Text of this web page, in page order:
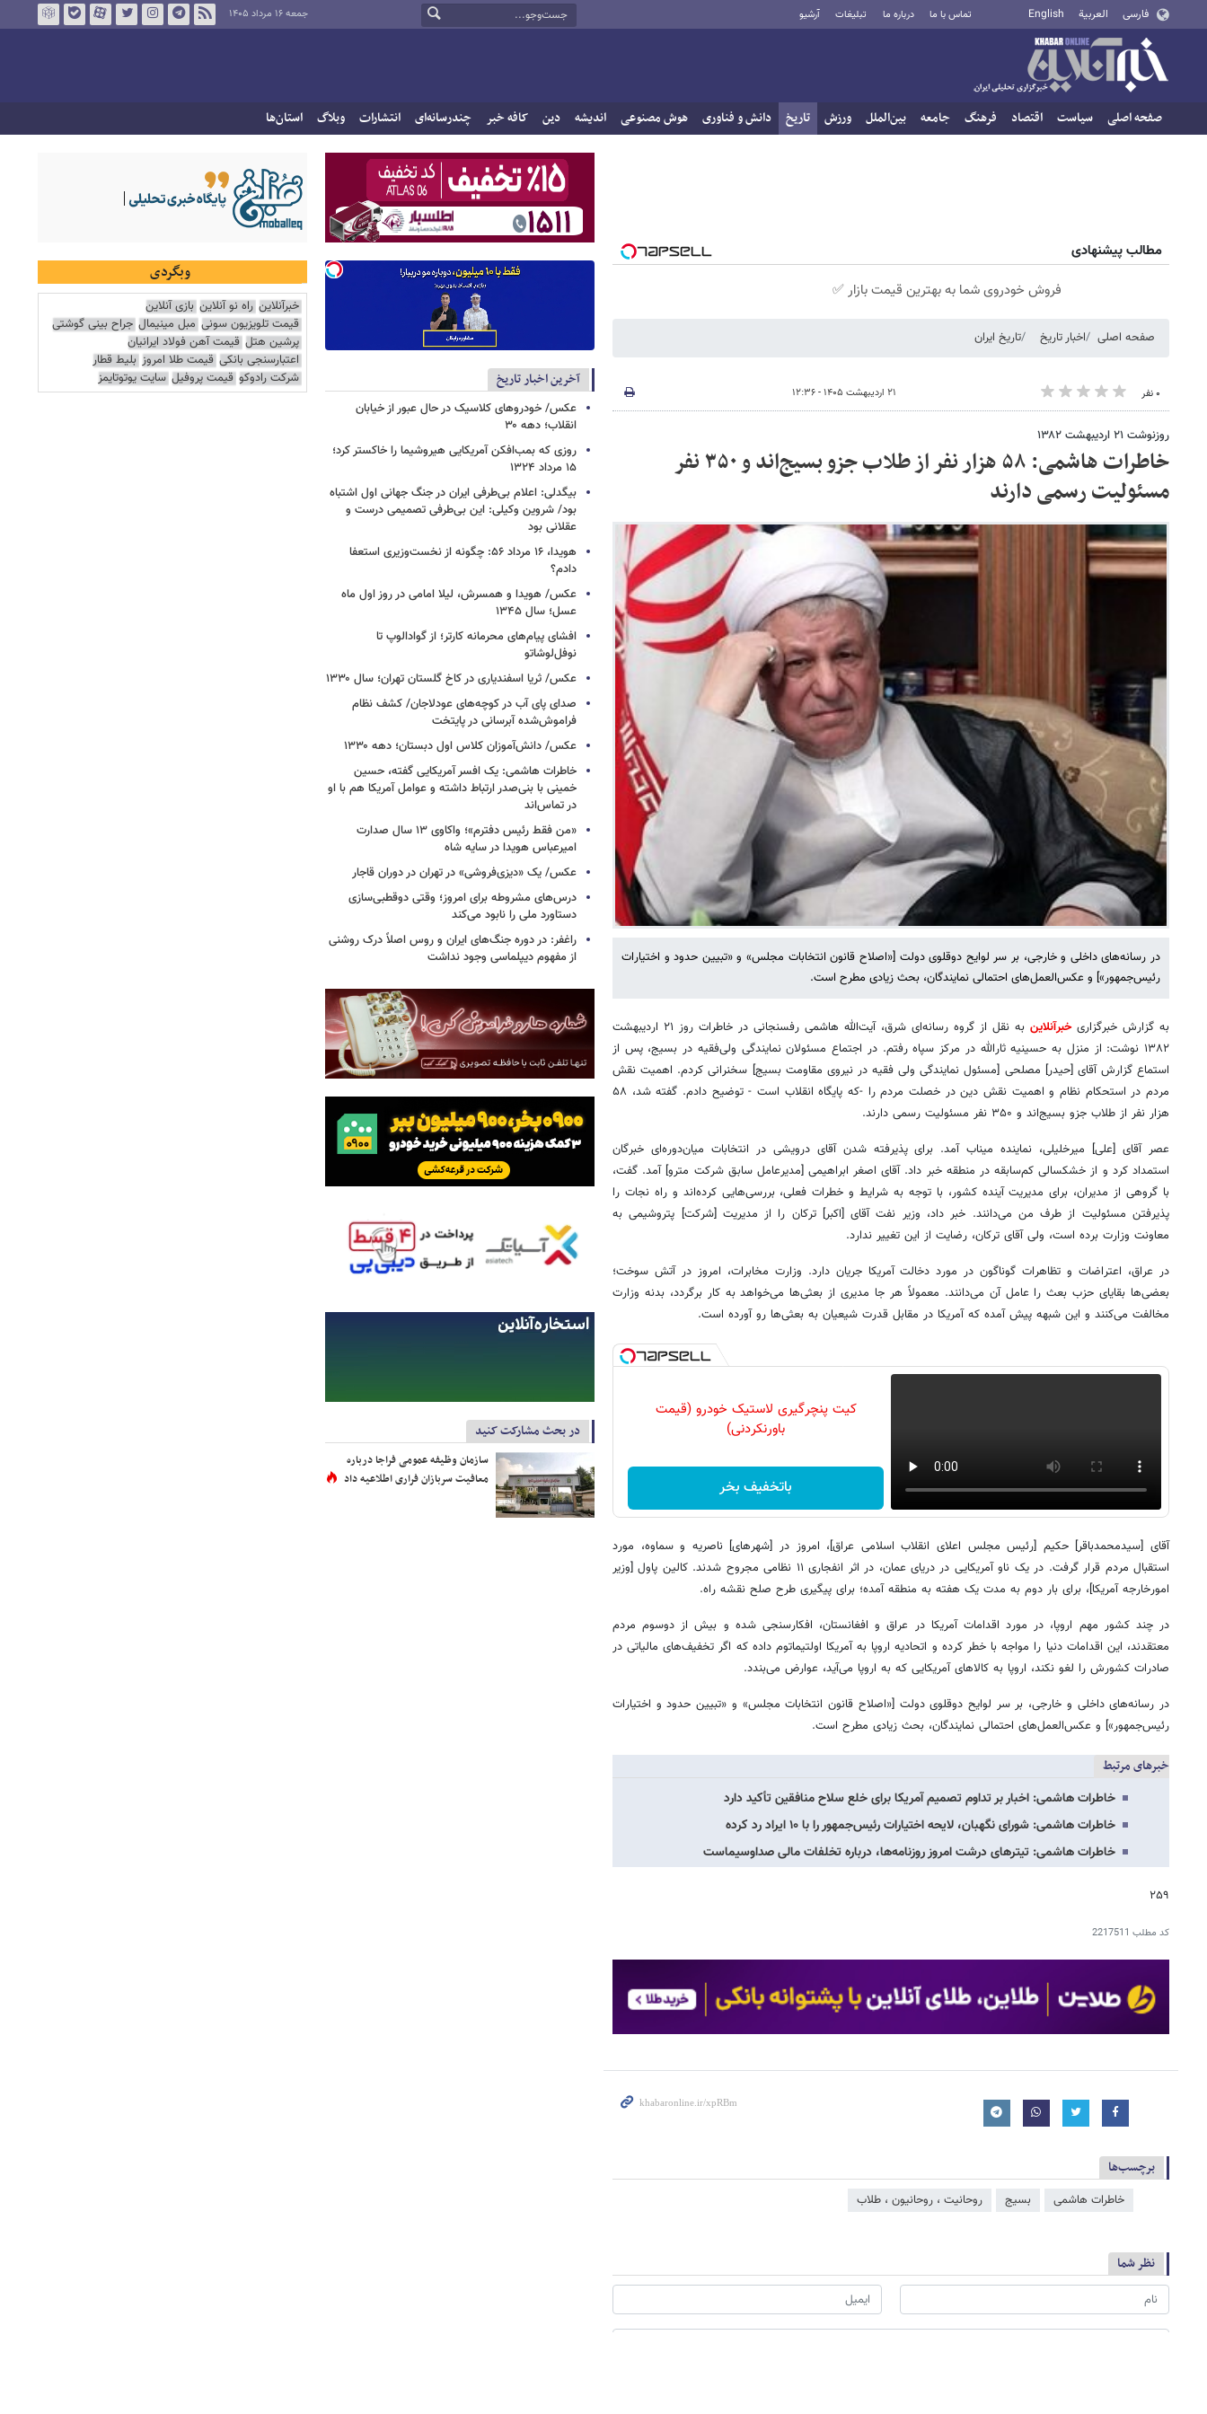
فارسی العربية English تماس با ما درباره ما تبلیغات آرشیو جمعه ۱۶ مرداد ۱۴۰۵
صفحه اصلی سیاست اقتصاد فرهنگ جامعه بین‌الملل ورزش تاریخ دانش و فناوری هوش مصنوعی اندیشه دین کافه خبر چندرسانه‌ای انتشارات وبلاگ استان‌ها
مطالب پیشنهادی
فروش خودروی شما به بهترین قیمت بازار ✅
صفحه اصلی اخبار تاریخ تاریخ ایران
۰ نفر ۲۱ اردیبهشت ۱۴۰۵ - ۱۲:۳۶
روزنوشت ۲۱ اردیبهشت ۱۳۸۲
خاطرات هاشمی: ۵۸ هزار نفر از طلاب جزو بسیج‌اند و ۳۵۰ نفر
مسئولیت رسمی دارند
در رسانه‌های داخلی و خارجی، بر سر لوایح دوقلوی دولت [«اصلاح قانون انتخابات مجلس» و «تبیین حدود و اختیارات
رئیس‌جمهور»] و عکس‌العمل‌های احتمالی نمایندگان، بحث زیادی مطرح است.
به گزارش خبرگزاریخبرآنلاین
به نقل از گروه رسانه‌ای شرق، آیت‌الله هاشمی رفسنجانی در خاطرات روز ۲۱ اردیبهشت
۱۳۸۲ نوشت: از منزل به حسینیه ثارالله در مرکز سپاه رفتم. در اجتماع مسئولان نمایندگی ولی‌فقیه در بسیج، پس از
استماع گزارش آقای [حیدر] مصلحی [مسئول نمایندگی ولی فقیه در نیروی مقاومت بسیج] سخنرانی‌ کردم. اهمیت نقش
مردم در استحکام نظام و اهمیت نقش دین در خصلت مردم را -که پایگاه انقلاب است - توضیح دادم. گفته شد، ۵۸
هزار نفر از طلاب جزو بسیج‌اند و ۳۵۰ نفر مسئولیت رسمی دارند.
عصر آقای [علی] میرخلیلی، نماینده میناب آمد. برای پذیرفته ‌شدن آقای درویشی در انتخابات میان‌دوره‌ای خبرگان
استمداد کرد و از خشکسالی‌ کم‌سابقه در منطقه خبر داد. آقای اصغر ابراهیمی [مدیرعامل سابق شرکت مترو] آمد. گفت،
با گروهی از مدیران، برای مدیریت آینده کشور، با توجه به شرایط و خطرات فعلی، بررسی‌هایی‌ کرده‌اند و راه نجات را
پذیرفتن مسئولیت از طرف من می‌دانند. خبر داد، وزیر نفت آقای [اکبر] ترکان را از مدیریت [شرکت] پتروشیمی به
معاونت وزارت برده است، ولی‌ آقای ترکان، رضایت از این تغییر ندارد.
در عراق، اعتراضات و تظاهرات گوناگون در مورد دخالت آمریکا جریان دارد. وزارت مخابرات، امروز در آتش سوخت؛
بعضی‌ها بقایای حزب بعث را عامل آن می‌دانند. معمولاً هر جا مدیری از بعثی‌ها می‌خواهد به ‌کار برگردد، بدنه وزارت
مخالفت می‌کنند و این شبهه پیش ‌آمده که آمریکا در مقابل قدرت شیعیان به بعثی‌ها رو آورده است.
کیت پنچرگیری لاستیک خودرو (قیمت
باورنکردنی)
باتخفیف بخر
آقای [سیدمحمدباقر] حکیم [رئیس مجلس اعلای انقلاب اسلامی عراق]، امروز در [شهرهای] ناصریه و سماوه، مورد
استقبال مردم قرار گرفت. در یک ناو آمریکایی در دریای عمان، در اثر انفجاری ۱۱ نظامی مجروح شدند. کالین پاول [وزیر
امورخارجه آمریکا]، برای بار دوم به مدت یک هفته به منطقه آمده؛ برای پیگیری طرح صلح نقشه‌ راه.
در چند کشور مهم اروپا، در مورد اقدامات‌ آمریکا در عراق و افغانستان، افکارسنجی شده و بیش از دوسوم مردم
معتقدند، این اقدامات دنیا را مواجه با خطر کرده و اتحادیه اروپا به‌ آمریکا اولتیماتوم داده‌ که اگر تخفیف‌های مالیاتی در
صادرات‌ کشورش را لغو نکند، اروپا به‌ کالاهای آمریکایی‌ که به اروپا می‌آید، عوارض می‌بندد.
در رسانه‌های داخلی و خارجی، بر سر لوایح دوقلوی دولت [«اصلاح قانون انتخابات مجلس» و «تبیین حدود و اختیارات
رئیس‌جمهور»] و عکس‌العمل‌های احتمالی نمایندگان، بحث زیادی مطرح است.
خبرهای مرتبط
خاطرات هاشمی: اخبار بر تداوم تصمیم آمریکا برای خلع سلاح منافقین تأکید دارد
خاطرات هاشمی: شورای نگهبان، لایحه اختیارات رئیس‌جمهور را با ۱۰ ایراد رد کرده
خاطرات هاشمی: تیترهای درشت امروز روزنامه‌ها، درباره تخلفات مالی صداوسیماست
۲۵۹
کد مطلب 2217511
برچسب‌ها
خاطرات هاشمی بسیج روحانیت ، روحانیون ، طلاب
نظر شما
آخرین اخبار تاریخ
عکس/ خودروهای کلاسیک در حال عبور از خیابان
انقلاب؛ دهه ۳۰
روزی که بمب‌افکن آمریکایی هیروشیما را خاکستر کرد؛
۱۵ مرداد ۱۳۲۴
بیگدلی: اعلام بی‌طرفی ایران در جنگ جهانی اول اشتباه
بود/ شروین وکیلی: این بی‌طرفی تصمیمی درست و
عقلانی بود
هویدا، ۱۶ مرداد ۵۶: چگونه از نخست‌وزیری استعفا
دادم؟
عکس/ هویدا و همسرش، لیلا امامی در روز اول ماه
عسل؛ سال ۱۳۴۵
افشای پیام‌های محرمانه کارتر؛ از گوادالوپ تا
نوفل‌لوشاتو
عکس/ ثریا اسفندیاری در کاخ گلستان تهران؛ سال ۱۳۳۰
صدای پای آب در کوچه‌های عودلاجان/ کشف نظام
فراموش‌شده آبرسانی در پایتخت
عکس/ دانش‌آموزان کلاس اول دبستان؛ دهه ۱۳۳۰
خاطرات هاشمی: یک افسر آمریکایی‌ گفته، حسین
خمینی با بنی‌صدر ارتباط داشته و عوامل‌ آمریکا هم با او
در تماس‌اند
«من فقط رئیس دفترم»؛ واکاوی ۱۳ سال صدارت
امیرعباس هویدا در سایه شاه
عکس/ یک «دیزی‌فروشی» در تهران در دوران قاجار
درس‌های مشروطه برای امروز؛ وقتی دوقطبی‌سازی
دستاورد ملی را نابود می‌کند
راغفر: در دوره جنگ‌های ایران و روس اصلاً درک روشنی
از مفهوم دیپلماسی وجود نداشت
در بحث مشارکت کنید
سازمان وظیفه عمومی فراجا درباره
معافیت سربازان فراری اطلاعیه داد
وبگردی
خبرآنلاین راه نو آنلاین بازی آنلاین
قیمت تلویزیون سونی مبل مینیمال جراح بینی گوشتی
پرشین هتل قیمت آهن فولاد ایرانیان
اعتبارسنجی بانکی قیمت طلا امروز بلیط قطار
شرکت رادوکو قیمت پروفیل سایت یوتوتایمز